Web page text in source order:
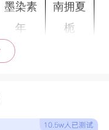
墨染素
年
南拥夏
栀
暖夏如
凡尘清